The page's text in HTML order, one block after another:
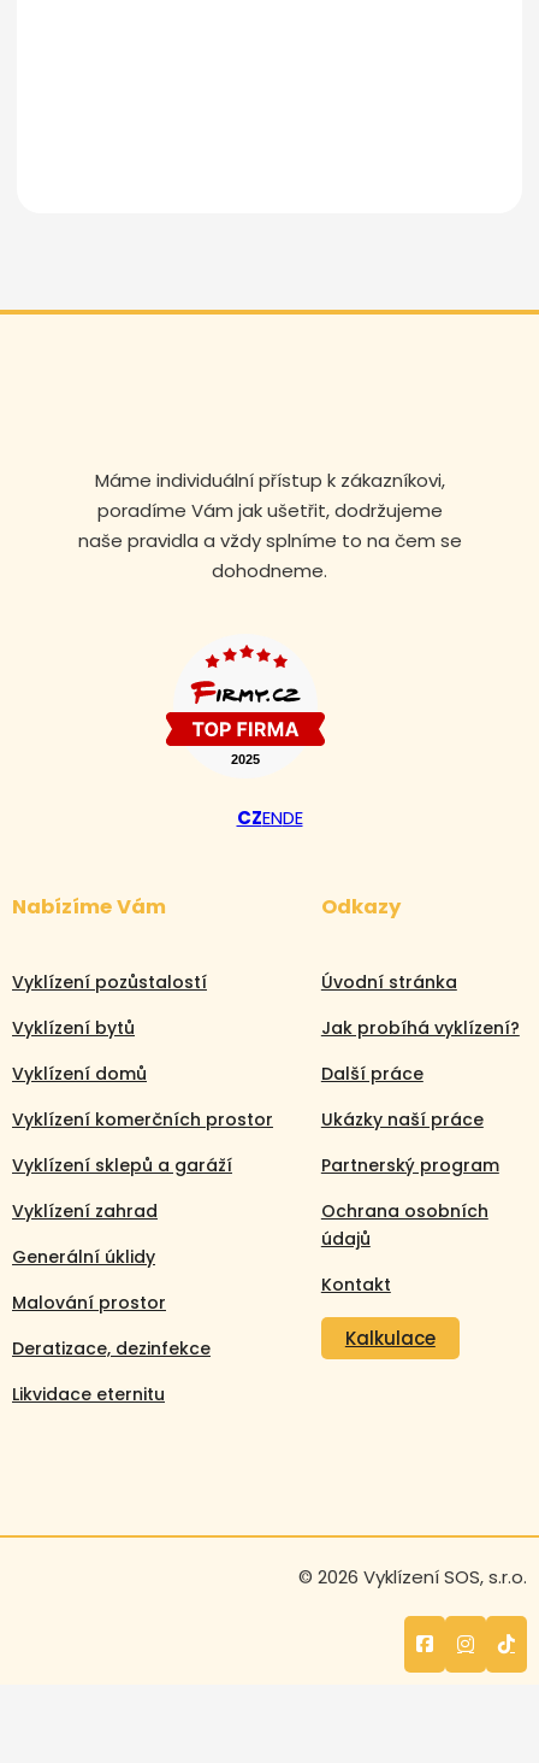
Máme individuální přístup k zákazníkovi,
poradíme Vám jak ušetřit, dodržujeme
naše pravidla a vždy splníme to na čem se
dohodneme.
CZENDE
Nabízíme Vám
Vyklízení pozůstalostí
Vyklízení bytů
Vyklízení domů
Vyklízení komerčních prostor
Vyklízení sklepů a garáží
Vyklízení zahrad
Generální úklidy
Malování prostor
Deratizace, dezinfekce
Likvidace eternitu
Odkazy
Úvodní stránka
Jak probíhá vyklízení?
Další práce
Ukázky naší práce
Partnerský program
Ochrana osobních
údajů
Kontakt
Kalkulace
© 2026 Vyklízení SOS, s.r.o.